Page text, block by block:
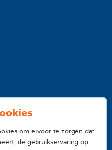
om ervoor te zorgen dat
de gebruikservaring op